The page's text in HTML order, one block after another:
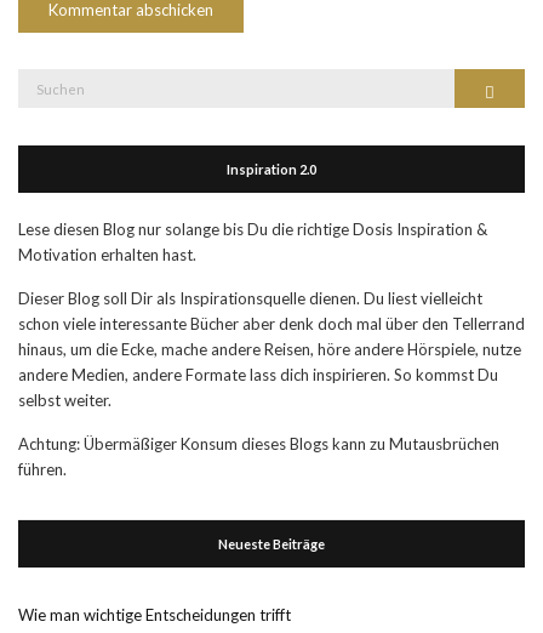
Inspiration 2.0
Lese diesen Blog nur solange bis Du die richtige Dosis Inspiration &
Motivation erhalten hast.
Dieser Blog soll Dir als Inspirationsquelle dienen. Du liest vielleicht
schon viele interessante Bücher aber denk doch mal über den Tellerrand
hinaus, um die Ecke, mache andere Reisen, höre andere Hörspiele, nutze
andere Medien, andere Formate lass dich inspirieren. So kommst Du
selbst weiter.
Achtung: Übermäßiger Konsum dieses Blogs kann zu Mutausbrüchen
führen.
Neueste Beiträge
Wie man wichtige Entscheidungen trifft